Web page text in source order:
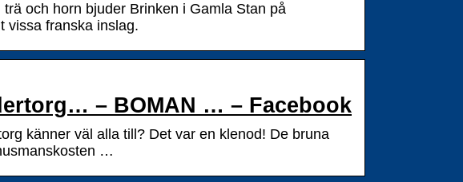
och horn bjuder Brinken i Gamla Stan på
vissa franska inslag.
– BOMAN … – Facebook
känner väl alla till? Det var en klenod! De bruna
…